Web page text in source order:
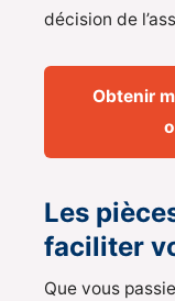
décision de
Obtenir
Les
faciliter
Que vous